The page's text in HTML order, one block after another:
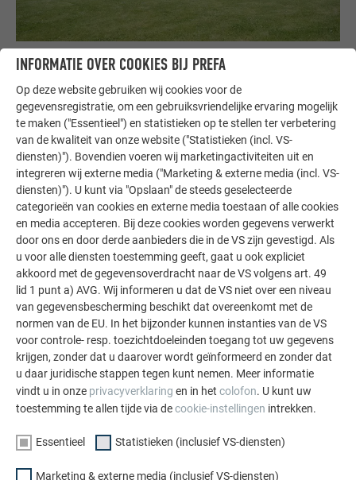
INFORMATIE OVER COOKIES BIJ PREFA
Op deze website gebruiken wij cookies voor de
gegevensregistratie, om een gebruiksvriendelijke ervaring mogelijk
te maken ("Essentieel") en statistieken op te stellen ter verbetering
van de kwaliteit van onze website ("Statistieken (incl. VS-
diensten)"). Bovendien voeren wij marketingactiviteiten uit en
integreren wij externe media ("Marketing & externe media (incl. VS-
diensten)"). U kunt via "Opslaan" de steeds geselecteerde
categorieën van cookies en externe media toestaan of alle cookies
en media accepteren. Bij deze cookies worden gegevens verwerkt
door ons en door derde aanbieders die in de VS zijn gevestigd. Als
u voor alle diensten toestemming geeft, gaat u ook expliciet
akkoord met de gegevensoverdracht naar de VS volgens art. 49
lid 1 punt a) AVG. Wij informeren u dat de VS niet over een niveau
van gegevensbescherming beschikt dat overeenkomt met de
normen van de EU. In het bijzonder kunnen instanties van de VS
voor controle- resp. toezichtdoeleinden toegang tot uw gegevens
krijgen, zonder dat u daarover wordt geïnformeerd en zonder dat
u daar juridische stappen tegen kunt nemen. Meer informatie
vindt u in onze privacyverklaring en in het colofon. U kunt uw
toestemming te allen tijde via decookie-instellingen intrekken.
Essentieel Statistieken (inclusief VS-diensten)
Marketing & externe media (inclusief VS-diensten)